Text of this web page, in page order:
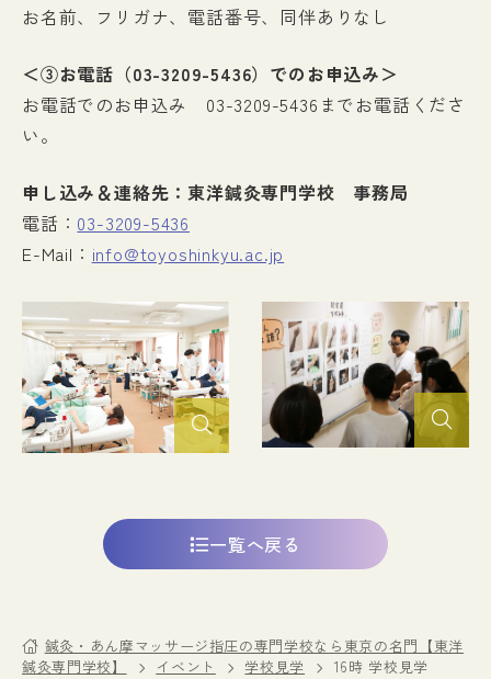
お名前、フリガナ、電話番号、同伴ありなし
＜③お電話（03-3209-5436）でのお申込み＞
お電話でのお申込み 03-3209-5436までお電話くださ
い。
申し込み＆連絡先：東洋鍼灸専門学校 事務局
電話： 03-3209-5436
E-Mail： info@toyoshinkyu.ac.jp
一覧へ戻る
鍼灸・あん摩マッサージ指圧の専門学校なら東京の名門【東洋
鍼灸専門学校】
イベント 学校見学 16時 学校見学